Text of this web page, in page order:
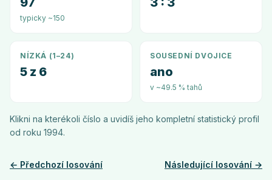
typicky ~150
NÍZKÁ (1–24)
5 z 6
SOUSEDNÍ DVOJICE
ano
v ~49.5 % tahů
Klikni na kterékoli číslo a uvidíš jeho kompletní statistický profil
od roku 1994.
← Předchozí losování Následující losování →